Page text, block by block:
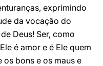
exprimindo
da vocação do
Deus! Ser, como
é amor e é Ele quem
os bons e os maus e